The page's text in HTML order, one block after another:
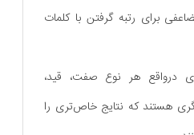
برای رتبه گرفتن با کلمات
درواقع هر نوع صفت‌، قید،
هستند که نتایج خاص‌تری را